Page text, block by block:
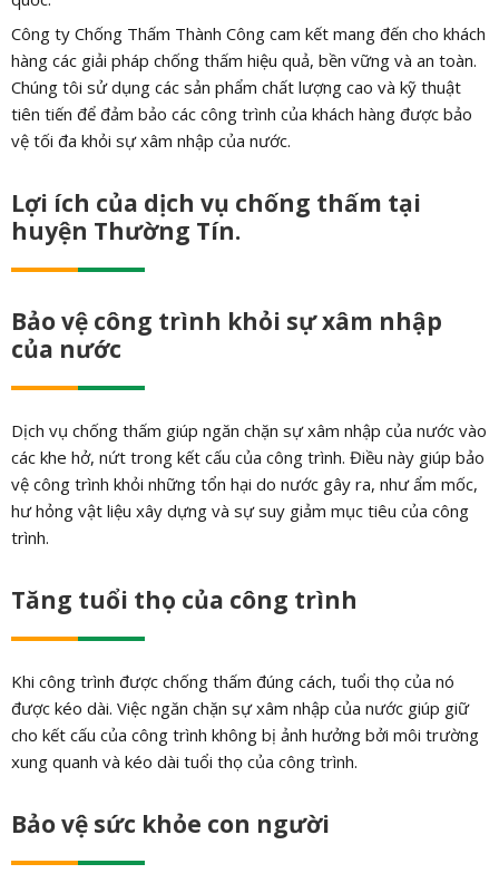
Công ty Chống Thấm Thành Công cam kết mang đến cho khách
hàng các giải pháp chống thấm hiệu quả, bền vững và an toàn.
Chúng tôi sử dụng các sản phẩm chất lượng cao và kỹ thuật
tiên tiến để đảm bảo các công trình của khách hàng được bảo
vệ tối đa khỏi sự xâm nhập của nước.
Lợi ích của dịch vụ chống thấm tại
huyện Thường Tín.
Bảo vệ công trình khỏi sự xâm nhập
của nước
Dịch vụ chống thấm giúp ngăn chặn sự xâm nhập của nước vào
các khe hở, nứt trong kết cấu của công trình. Điều này giúp bảo
vệ công trình khỏi những tổn hại do nước gây ra, như ẩm mốc,
hư hỏng vật liệu xây dựng và sự suy giảm mục tiêu của công
trình.
Tăng tuổi thọ của công trình
Khi công trình được chống thấm đúng cách, tuổi thọ của nó
được kéo dài. Việc ngăn chặn sự xâm nhập của nước giúp giữ
cho kết cấu của công trình không bị ảnh hưởng bởi môi trường
xung quanh và kéo dài tuổi thọ của công trình.
Bảo vệ sức khỏe con người